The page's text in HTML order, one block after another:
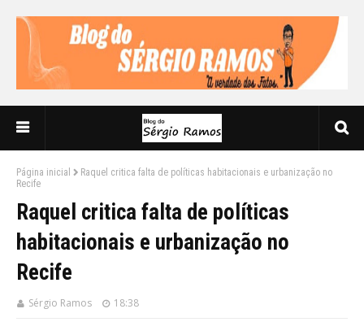
Página inicial
Raquel critica falta de políticas habitacionais e urbanização no
Recife
Raquel critica falta de políticas
habitacionais e urbanização no
Recife
Sérgio Ramos 18:38